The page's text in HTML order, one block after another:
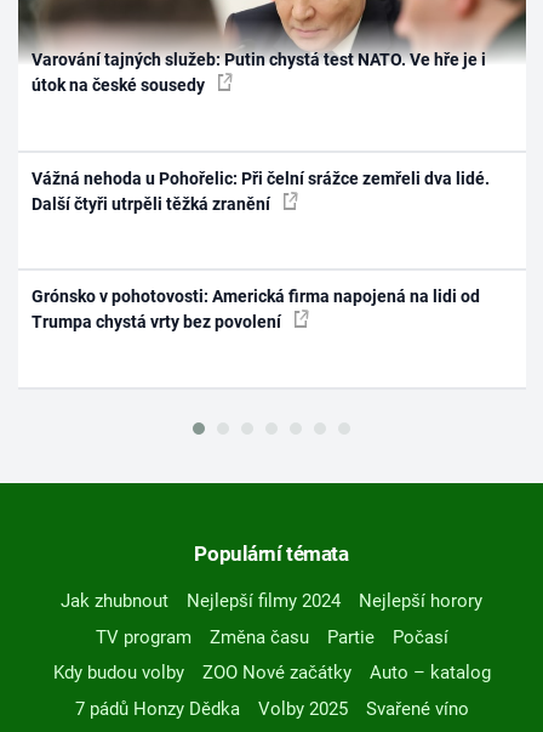
Varování tajných služeb: Putin chystá test NATO. Ve hře je i
útok na české sousedy
Vážná nehoda u Pohořelic: Při čelní srážce zemřeli dva lidé.
Další čtyři utrpěli těžká zranění
Grónsko v pohotovosti: Americká firma napojená na lidi od
Trumpa chystá vrty bez povolení
Populární témata
Jak zhubnout Nejlepší filmy 2024
Nejlepší horory
TV program
Změna času Partie
Počasí
Kdy budou volby
ZOO Nové začátky
Auto – katalog
7 pádů Honzy Dědka
Volby 2025
Svařené víno